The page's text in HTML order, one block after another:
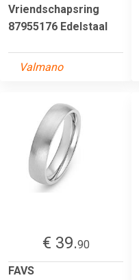
Vriendschapsring
87955176 Edelstaal
Valmano
€ 39.90
FAVS